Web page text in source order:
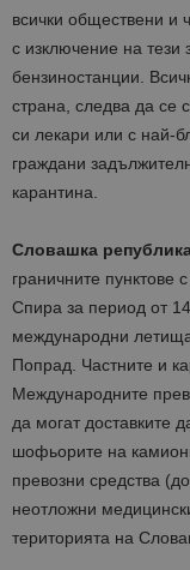
всички обществени и
с изключение на тези
бензиностанции.
страна, следва да се
си лекари или с най-
граждани
карантина.
Словашка
граничните пунктове
Спира за период от
международни
Попрад. Частните и
Международните
да могат доставките
шофьорите на
превозни средства
неотложни
територията на